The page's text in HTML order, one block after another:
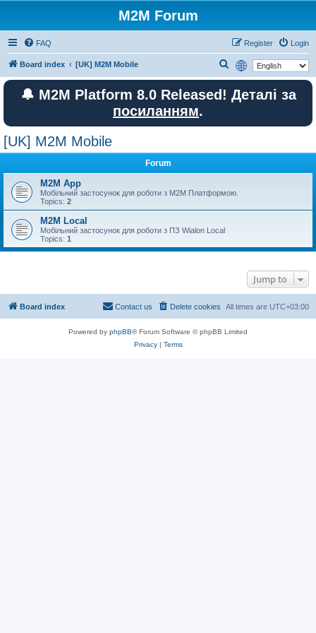
M2M Forum
FAQ Login
Register
Board index [UK] M2M Mobile
e
a
🔔 M2M Platform 8.0 Released! Деталі за
посиланням.
[UK] M2M Mobile
Forum
M2M App
Мобільний застосунок для роботи з M2M Платформою.
Topics: 2
M2M Local
Мобільний застосунок для роботи з ПЗ Wialon Local
Topics: 1
Jump to
Board index All times are UTC+03:00
Delete cookies
Contact us
Powered by phpBB® Forum Software © phpBB Limited
Privacy| Terms